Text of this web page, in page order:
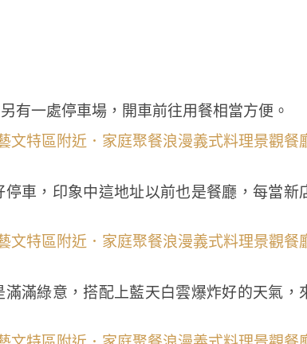
有一處停車場，開車前往用餐相當方便。
車，印象中這地址以前也是餐廳，每當新
滿綠意，搭配上藍天白雲爆炸好的天氣，